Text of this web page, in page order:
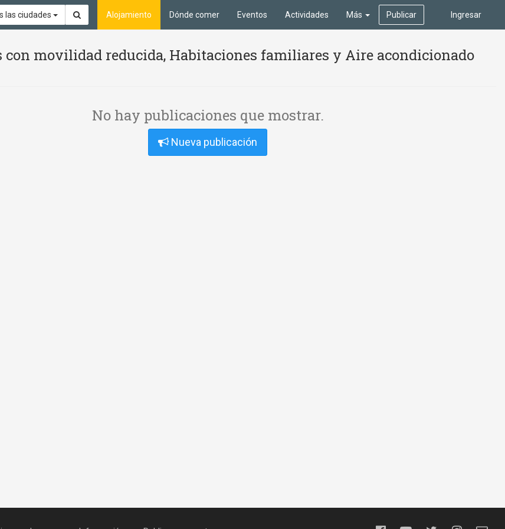
las ciudades Ingresar
Alojamiento Dónde comer Eventos Actividades Más Publicar
con movilidad reducida, Habitaciones familiares y Aire acondicionado
No hay publicaciones que mostrar.
Nueva publicación